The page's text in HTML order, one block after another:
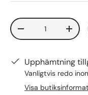
Antal
+
Upphämtning
Vanligtvis redo
Visa